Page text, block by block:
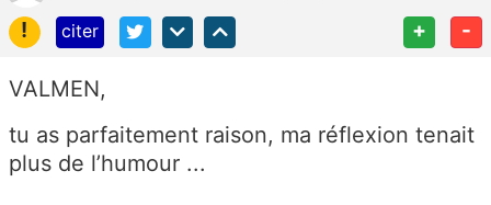
!
citer + -
VALMEN,
tu as parfaitement raison, ma réflexion tenait
plus de l’humour ...